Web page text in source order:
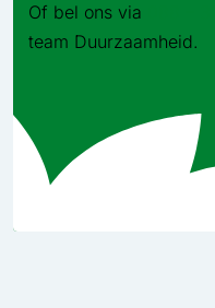
Of bel ons via
team Duurzaamheid.